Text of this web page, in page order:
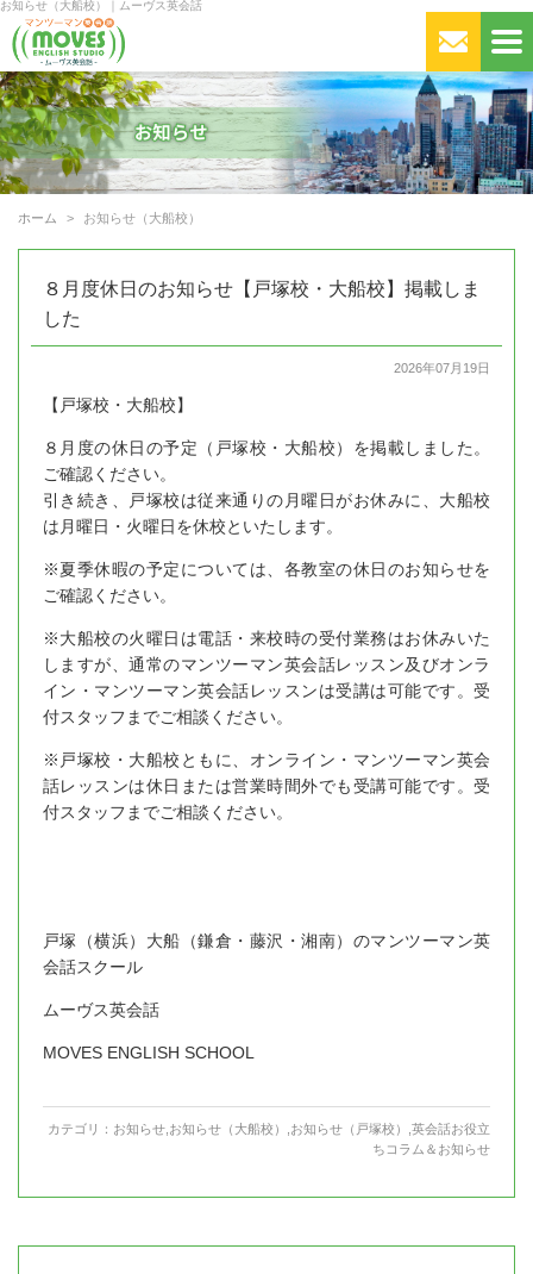
お知らせ（大船校）｜ムーヴス英会話
ホーム お知らせ（大船校）
８月度休日のお知らせ【戸塚校・大船校】掲載しま
した
2026年07月19日
【戸塚校・大船校】
８月度の休日の予定（戸塚校・大船校）を掲載しました。
ご確認ください。
引き続き、戸塚校は従来通りの月曜日がお休みに、大船校
は月曜日・火曜日を休校といたします。
※夏季休暇の予定については、各教室の休日のお知らせを
ご確認ください。
※大船校の火曜日は電話・来校時の受付業務はお休みいた
しますが、通常のマンツーマン英会話レッスン及びオンラ
イン・マンツーマン英会話レッスンは受講は可能です。受
付スタッフまでご相談ください。
※戸塚校・大船校ともに、オンライン・マンツーマン英会
話レッスンは休日または営業時間外でも受講可能です。受
付スタッフまでご相談ください。
戸塚（横浜）大船（鎌倉・藤沢・湘南）のマンツーマン英
会話スクール
ムーヴス英会話
MOVES ENGLISH SCHOOL
カテゴリ： お知らせ お知らせ（大船校） お知らせ（戸塚校）
英会話お役立
ちコラム＆お知らせ